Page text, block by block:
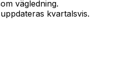
vägledning.
kvartalsvis.